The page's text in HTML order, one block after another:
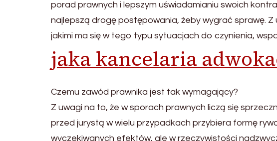
porad prawnych i lepszym uświadamianiu swoich
najlepszą drogę postępowania, żeby wygrać sprawę.
jakimi ma się w tego typu sytuacjach do czynienia,
jaka kancelaria
Czemu zawód prawnika jest tak wymagający?
Z uwagi na to, że w sporach prawnych liczą się
przed jurystą w wielu przypadkach przybiera formę
wyczekiwanych efektów, ale w rzeczywistości